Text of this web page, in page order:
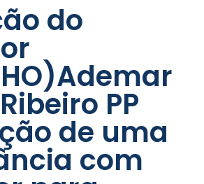
do
PP
de uma
com